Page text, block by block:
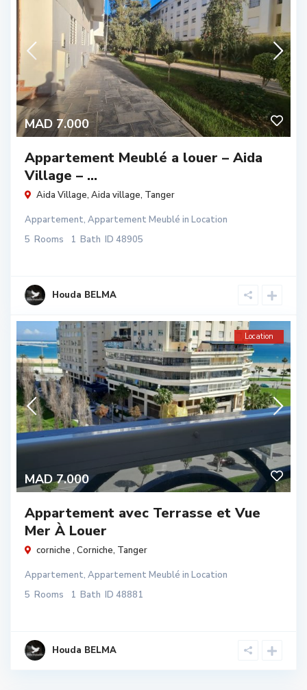
MAD 7.000
Appartement Meublé a louer – Aida
Village – ...
Aida Village, Aida village, Tanger
Appartement, Appartement Meublé in Location
5 Rooms 1 Bath ID 48905
Houda BELMA
MAD 7.000
Location
Appartement avec Terrasse et Vue
Mer À Louer
corniche , Corniche, Tanger
Appartement, Appartement Meublé in Location
5 Rooms 1 Bath ID 48881
Houda BELMA